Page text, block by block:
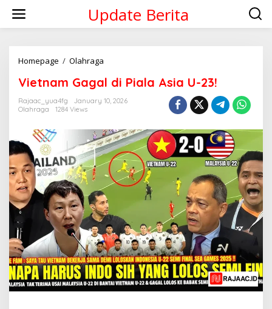
content
Update Berita
Homepage / Olahraga
di
Asia
Vietnam Gagal di Piala Asia U-23!
Rajaac_yua4fg
January 10, 2026
Olahraga
1284 Views